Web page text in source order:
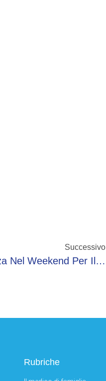
Successivo
Intervento Chirurgico D’urgenza Nel Weekend Per Il Ministro Della Salute Schillaci: “Risolverò In Pochi Giorni”
Rubriche